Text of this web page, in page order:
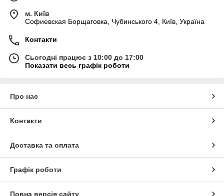
м. Київ
Софиевская Борщаговка, Чубинського 4, Київ, Україна
Контакти
Сьогодні працює з 10:00 до 17:00
Показати весь графік роботи
Про нас
Контакти
Доставка та оплата
Графік роботи
Повна версія сайту